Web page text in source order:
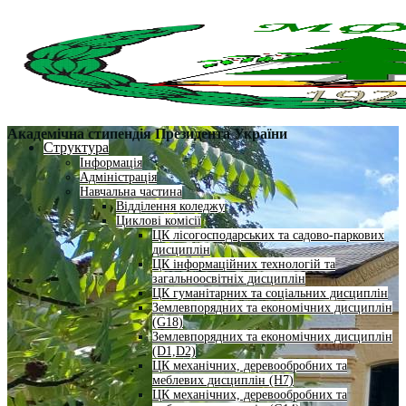
Структура
Інформація
Адміністрація
Навчальна частина
Відділення коледжу
Циклові комісії
ЦК лісогосподарських та садово-паркових
дисциплін
ЦК інформаційних технологій та
загальноосвітніх дисциплін
ЦК гуманітарних та соціальних дисциплін
Землевпорядних та економічних дисциплін
(G18)
Землевпорядних та економічних дисциплін
(D1,D2)
ЦК механічних, деревообробних та
меблевих дисциплін (H7)
ЦК механічних, деревообробних та
Академічна стипендія Президента України